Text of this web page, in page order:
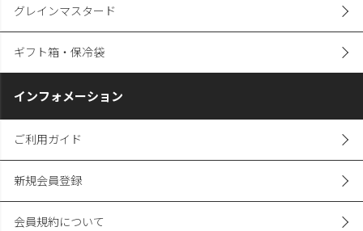
グレインマスタード
ギフト箱・保冷袋
インフォメーション
ご利用ガイド
新規会員登録
会員規約について